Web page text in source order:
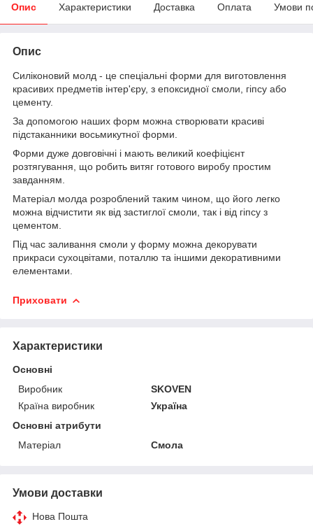
Опис Характеристики Доставка Оплата Умови
Опис
Силіконовий молд - це спеціальні форми для виготовлення
красивих предметів інтер'єру, з епоксидної смоли, гіпсу або
цементу.
За допомогою наших форм можна створювати красиві
підстаканники восьмикутної форми.
Форми дуже довговічні і мають великий коефіцієнт
розтягування, що робить витяг готового виробу простим
завданням.
Матеріал молда розроблений таким чином, що його легко
можна відчистити як від застиглої смоли, так і від гіпсу з
цементом.
Під час заливання смоли у форму можна декорувати
прикраси сухоцвітами, поталлю та іншими декоративними
елементами.
Приховати
Характеристики
Основні
Виробник
SKOVEN
Країна виробник
Україна
Основні атрибути
Матеріал
Смола
Умови доставки
Нова Пошта